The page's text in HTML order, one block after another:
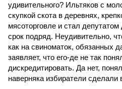
удивительного? Ильтяков с
скупкой скота в деревнях,
мясоторговле и стал
срок подряд. Неудивительно,
как на свиноматок, обязанных
заявляет, что его-де не так
дискредитировать. Да нет,
наверняка избиратели